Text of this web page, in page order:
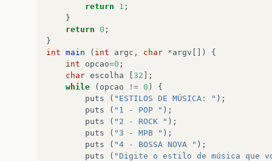
return
1 ;
}
return 0 ;
}
int main ( int argc , char *argv [])
{
int
opcao=0 ;
char escolha 32 ];
while
( opcao != 0 )
{
puts
( "ESTILOS DE MÚSICA: " );
puts
( "1 - POP " );
puts
( "2 - ROCK " );
puts
( "3 - MPB " );
puts
( "4 - BOSSA NOVA " );
puts
( "Digite o estilo de música que